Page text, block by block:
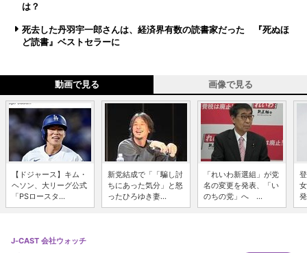
は？
死去した丹羽宇一郎さんは、経済界有数の読書家だった 『死ぬほ
ど読書』ベストセラーに
動画で見る 画像で見る
【ドジャース】キム・
ヘソン、大リーグ公式
「PSロースタ...
新党結成で「「騙し討
ちにあった気分」と怒
ったひろゆき妻...
「れいわ新選組」が党
名の変更を発表、「い
のちの党」へ ...
J-CAST 会社ウォッチ